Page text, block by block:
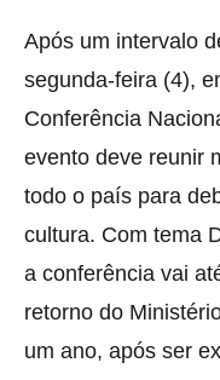
Após um intervalo
segunda-feira (4),
Conferência
evento deve reunir
todo o país para
cultura. Com tema
a conferência vai
retorno do
um ano, após ser